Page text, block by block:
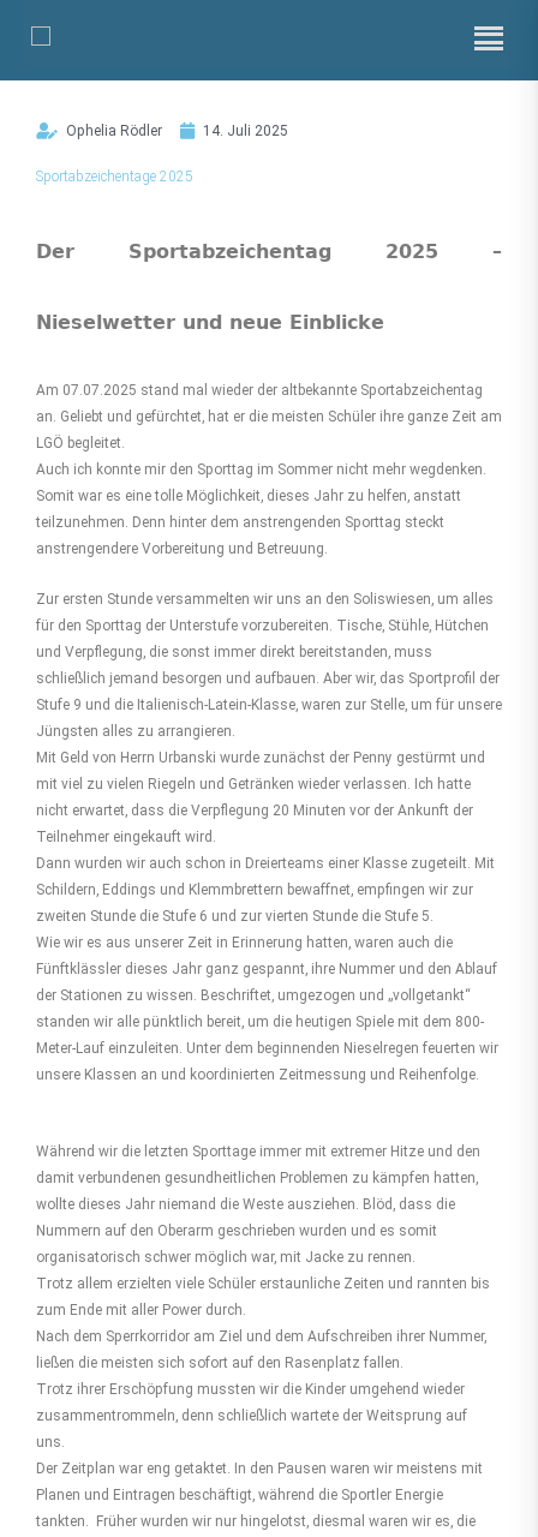
Ophelia Rödler 14. Juli 2025
Sportabzeichentage 2025
Der Sportabzeichentag 2025 –
Nieselwetter und neue Einblicke
Am 07.07.2025 stand mal wieder der altbekannte Sport­abzeichentag
an. Geliebt und gefürchtet, hat er die meisten Schüler ihre ganze Zeit am
LGÖ begleitet.
Auch ich konnte mir den Sporttag im Sommer nicht mehr wegdenken.
Somit war es eine tolle Möglichkeit, dieses Jahr zu helfen, anstatt
teilzunehmen. Denn hinter dem anstren­genden Sporttag steckt
anstrengendere Vorbe­reitung und Betreuung.
Zur ersten Stunde versammelten wir uns an den Soliswiesen, um alles
für den Sporttag der Unterstufe vorzubereiten. Tische, Stühle, Hütchen
und Verpflegung, die sonst immer direkt bereitstanden, muss
schließlich jemand besorgen und aufbau­en. Aber wir, das Sportprofil der
Stufe 9 und die Italienisch-Latein-Klasse, waren zur Stelle, um für unsere
Jüngsten alles zu arrangieren.
Mit Geld von Herrn Urbanski wurde zunächst der Penny gestürmt und
mit viel zu vielen Riegeln und Getränken wieder verlassen. Ich hatte
nicht erwartet, dass die Verpflegung 20 Minuten vor der Ankunft der
Teilnehmer eingekauft wird.
Dann wurden wir auch schon in Dreierteams einer Klasse zugeteilt. Mit
Schildern, Eddings und Klemmbrettern bewaffnet, empfingen wir zur
zweiten Stunde die Stufe 6 und zur vierten Stunde die Stufe 5.
Wie wir es aus unserer Zeit in Erinnerung hatten, waren auch die
Fünftklässler dieses Jahr ganz gespannt, ihre Nummer und den Ablauf
der Stationen zu wissen. Beschriftet, umgezogen und „vollgetankt“
standen wir alle pünktlich bereit, um die heutigen Spiele mit dem 800-
Meter-Lauf einzuleiten. Unter dem beginnenden Niesel­regen feuerten wir
unsere Klassen an und koordinierten Zeitmessung und Reihenfolge.
Während wir die letzten Sporttage immer mit extremer Hitze und den
damit ver­bun­denen gesundheitlichen Problemen zu kämpfen hatten,
wollte dieses Jahr niemand die Weste ausziehen. Blöd, dass die
Nummern auf den Oberarm geschrieben wurden und es somit
organisatorisch schwer möglich war, mit Jacke zu rennen.
Trotz allem erzielten viele Schüler erstaunliche Zeiten und rannten bis
zum Ende mit aller Power durch.
Nach dem Sperrkorridor am Ziel und dem Aufschreiben ihrer Nummer,
ließen die meisten sich sofort auf den Rasenplatz fallen.
Trotz ihrer Erschöpfung mussten wir die Kinder umgehend wieder
zusammen­trommeln, denn schließlich wartete der Weitsprung auf
uns.
Der Zeitplan war eng getaktet. In den Pausen waren wir meistens mit
Planen und Eintragen beschäftigt, während die Sportler Energie
tankten. Früher wurden wir nur hingelotst, diesmal waren wir es, die